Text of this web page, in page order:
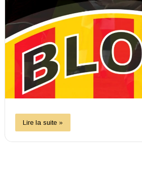
Lire la suite »